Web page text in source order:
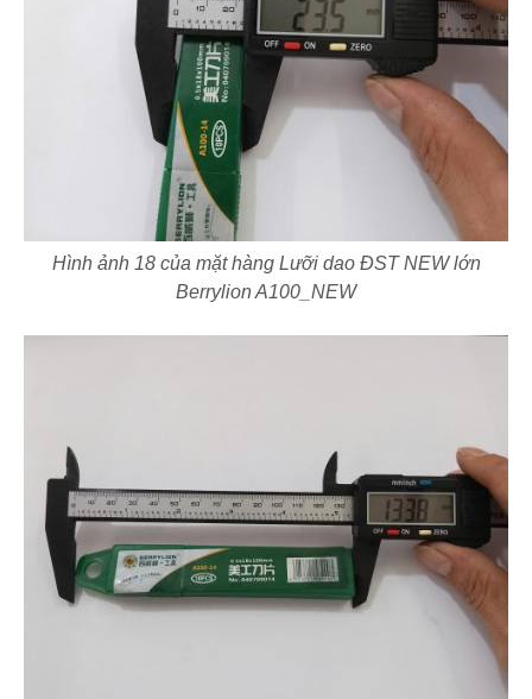
Hình ảnh 18 của mặt hàng Lưỡi dao ĐST NEW lớn
Berrylion A100_NEW